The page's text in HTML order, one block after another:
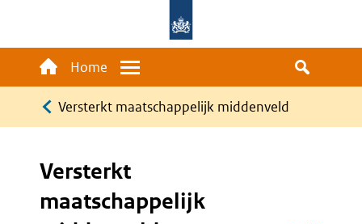
gaan
Main
navigation
Home Menu
Kruimelpad
Versterkt maatschappelijk middenveld
Versterkt
maatschappelijk